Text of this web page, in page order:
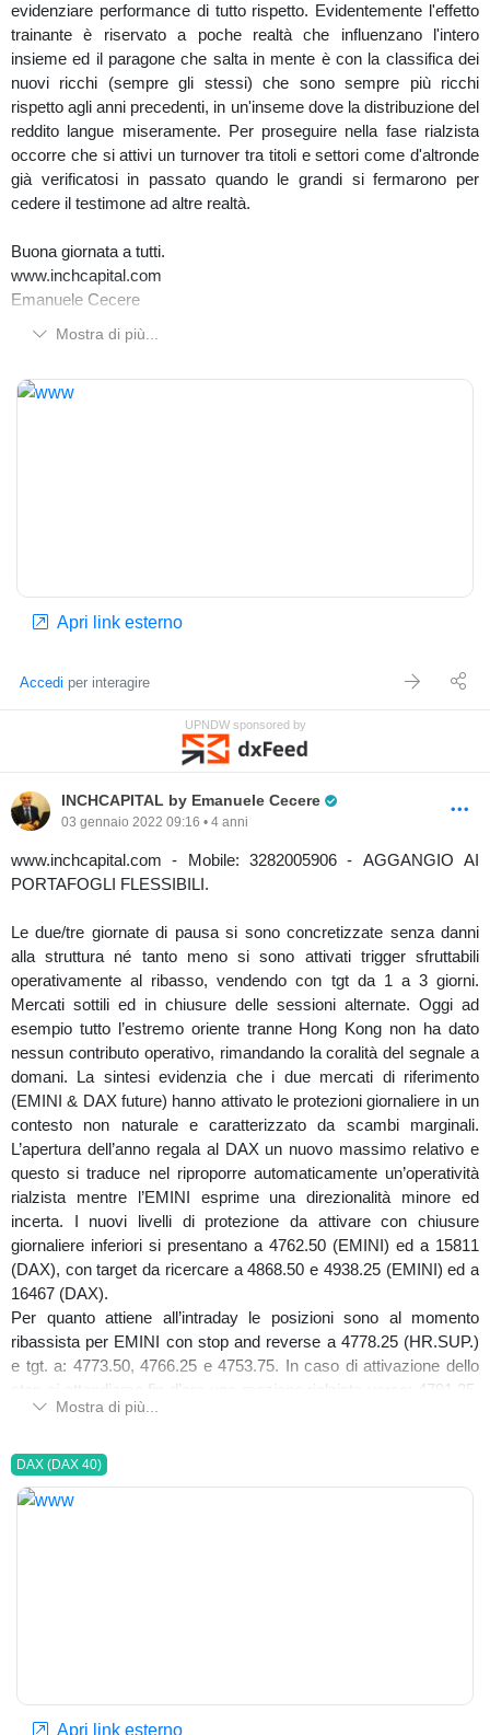
evidenziare performance di tutto rispetto. Evidentemente l'effetto
trainante è riservato a poche realtà che influenzano l'intero
insieme ed il paragone che salta in mente è con la classifica dei
nuovi ricchi (sempre gli stessi) che sono sempre più ricchi
rispetto agli anni precedenti, in un'inseme dove la distribuzione del
reddito langue miseramente. Per proseguire nella fase rialzista
occorre che si attivi un turnover tra titoli e settori come d'altronde
già verificatosi in passato quando le grandi si fermarono per
cedere il testimone ad altre realtà.
Buona giornata a tutti.
www.inchcapital.com
Emanuele Cecere
Mostra di più...
Apri link esterno
Accedi per interagire
UPNDW sponsored by
INCHCAPITAL by Emanuele Cecere
03 gennaio 2022 09:16 • 4 anni
www.inchcapital.com - Mobile: 3282005906 - AGGANGIO AI
PORTAFOGLI FLESSIBILI.
Le due/tre giornate di pausa si sono concretizzate senza danni
alla struttura né tanto meno si sono attivati trigger sfruttabili
operativamente al ribasso, vendendo con tgt da 1 a 3 giorni.
Mercati sottili ed in chiusure delle sessioni alternate. Oggi ad
esempio tutto l’estremo oriente tranne Hong Kong non ha dato
nessun contributo operativo, rimandando la coralità del segnale a
domani. La sintesi evidenzia che i due mercati di riferimento
(EMINI & DAX future) hanno attivato le protezioni giornaliere in un
contesto non naturale e caratterizzato da scambi marginali.
L’apertura dell’anno regala al DAX un nuovo massimo relativo e
questo si traduce nel riproporre automaticamente un’operatività
rialzista mentre l’EMINI esprime una direzionalità minore ed
incerta. I nuovi livelli di protezione da attivare con chiusure
giornaliere inferiori si presentano a 4762.50 (EMINI) ed a 15811
(DAX), con target da ricercare a 4868.50 e 4938.25 (EMINI) ed a
16467 (DAX).
Per quanto attiene all’intraday le posizioni sono al momento
ribassista per EMINI con stop and reverse a 4778.25 (HR.SUP.)
e tgt. a: 4773.50, 4766.25 e 4753.75. In caso di attivazione dello
stop ci attendiamo fin d’ora una reazione rialzista verso: 4791.25,
4794.50 e 4811.75. Per il DAX future siamo al rialzo con stop and
raggiunti. Per proseguire al rialzo si richiede una chiusura hr.
superiore a 16041 (prima resistenza). Se ciò dovesse verificarsi,
successivi obiettivi a: 16095, 16190 e 16467. In mancanza, in
Mostra di più...
DAX (DAX 40)
Apri link esterno